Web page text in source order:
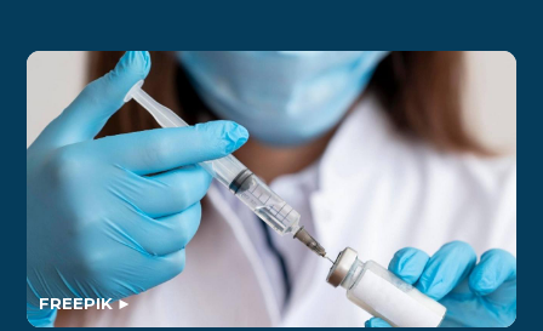
FREEPIK►